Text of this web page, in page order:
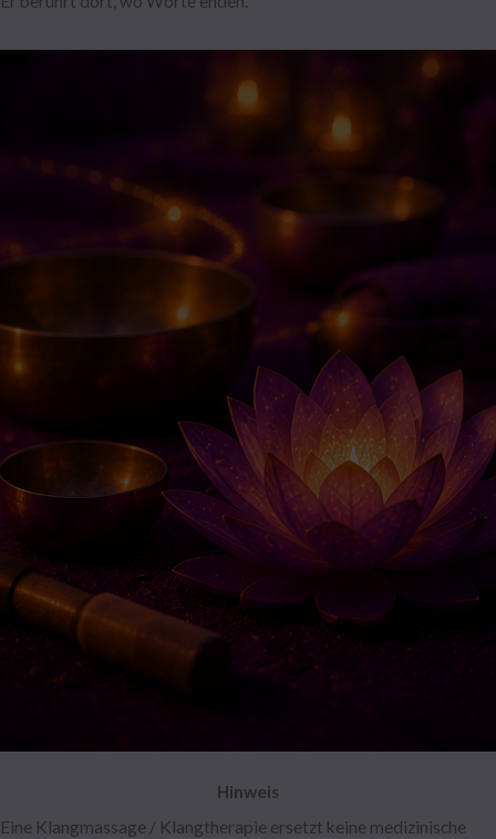
Hinweis
Eine Klangmassage / Klangtherapie ersetzt keine medizinische